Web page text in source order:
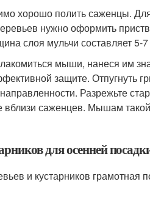
хорошо полить саженцы.
нужно оформить
слоя мульчи составляет 5-
мыши, нанеся им
защите. Отпугнуть
Разрежьте
саженцев. Мышам
для осенней
и кустарников грамотная